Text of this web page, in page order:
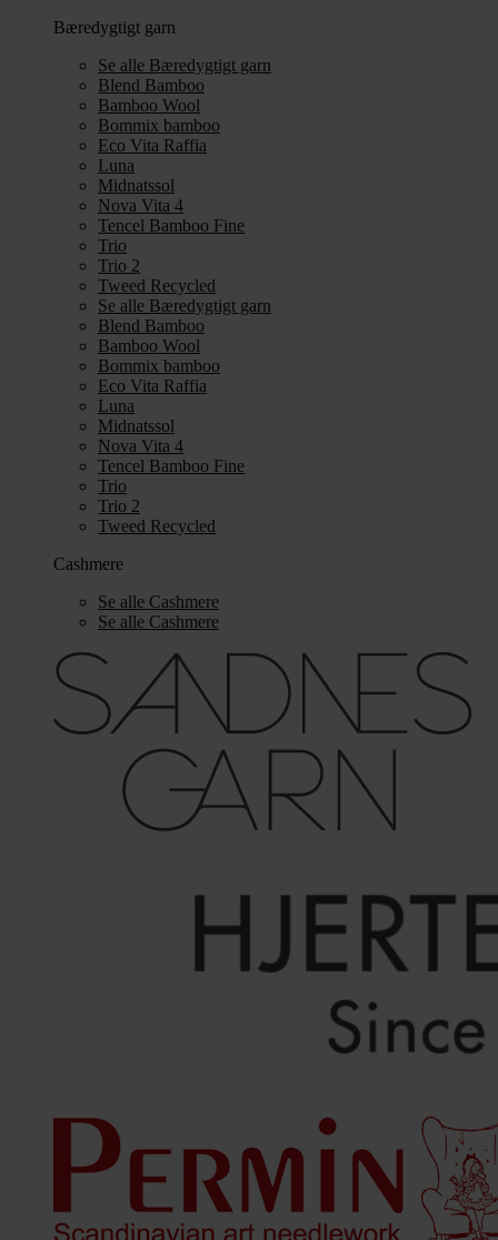
Bæredygtigt garn
Se alle Bæredygtigt garn
Blend Bamboo
Bamboo Wool
Bommix bamboo
Eco Vita Raffia
Luna
Midnatssol
Nova Vita 4
Tencel Bamboo Fine
Trio
Trio 2
Tweed Recycled
Se alle Bæredygtigt garn
Blend Bamboo
Bamboo Wool
Bommix bamboo
Eco Vita Raffia
Luna
Midnatssol
Nova Vita 4
Tencel Bamboo Fine
Trio
Trio 2
Tweed Recycled
Cashmere
Se alle Cashmere
Se alle Cashmere